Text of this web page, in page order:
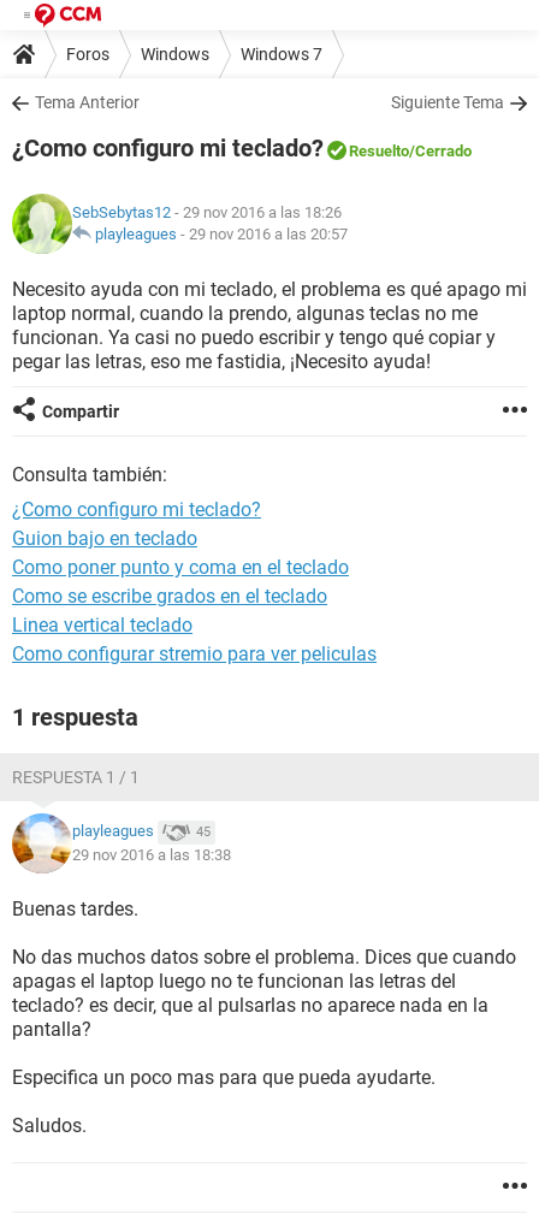
Foros Windows Windows 7
Tema Anterior Siguiente Tema
¿Como configuro mi teclado? Resuelto/Cerrado
SebSebytas12 - 29 nov 2016 a las 18:26
playleagues - 29 nov 2016 a las 20:57
Necesito ayuda con mi teclado, el problema es qué apago mi
laptop normal, cuando la prendo, algunas teclas no me
funcionan. Ya casi no puedo escribir y tengo qué copiar y
pegar las letras, eso me fastidia, ¡Necesito ayuda!
Compartir
Consulta también:
¿Como configuro mi teclado?
Guion bajo en teclado
Como poner punto y coma en el teclado
Como se escribe grados en el teclado
Linea vertical teclado
Como configurar stremio para ver peliculas
1 respuesta
RESPUESTA 1 / 1
playleagues 45
29 nov 2016 a las 18:38
Buenas tardes.
No das muchos datos sobre el problema. Dices que cuando
apagas el laptop luego no te funcionan las letras del
teclado? es decir, que al pulsarlas no aparece nada en la
pantalla?
Especifica un poco mas para que pueda ayudarte.
Saludos.